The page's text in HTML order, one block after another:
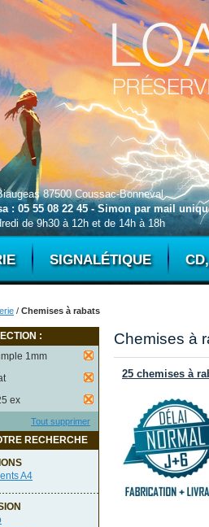
87500 Coussac-Bonneval
: 05 55 08 22 45 - Simon par mail
de 9h30 à 12h et de 14h à 18h
SIGNALÉTIQUE
/ Chemises à rabats
:
1mm
ex
Tout supprimer
RECHERCHE
A4
Chemises à
25 chemises à